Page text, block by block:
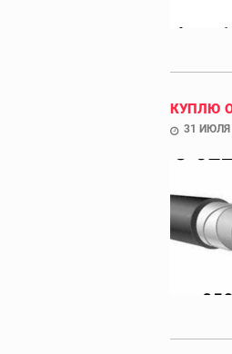
КУПЛЮ
31 ИЮЛЯ